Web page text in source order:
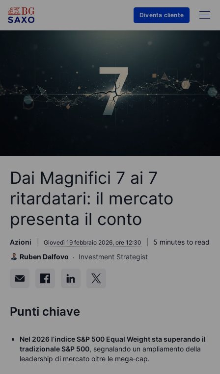
Diventa cliente
Dai Magnifici 7 ai 7
ritardatari: il mercato
presenta il conto
Azioni Giovedì 19 febbraio 2026, ore 12:30
5 minutes to read
Ruben Dalfovo
Investment Strategist
Punti chiave
Nel 2026 l’indice S&P 500 Equal Weight sta superando il
tradizionale S&P 500, segnalando un ampliamento della
leadership di mercato oltre le mega‑cap.